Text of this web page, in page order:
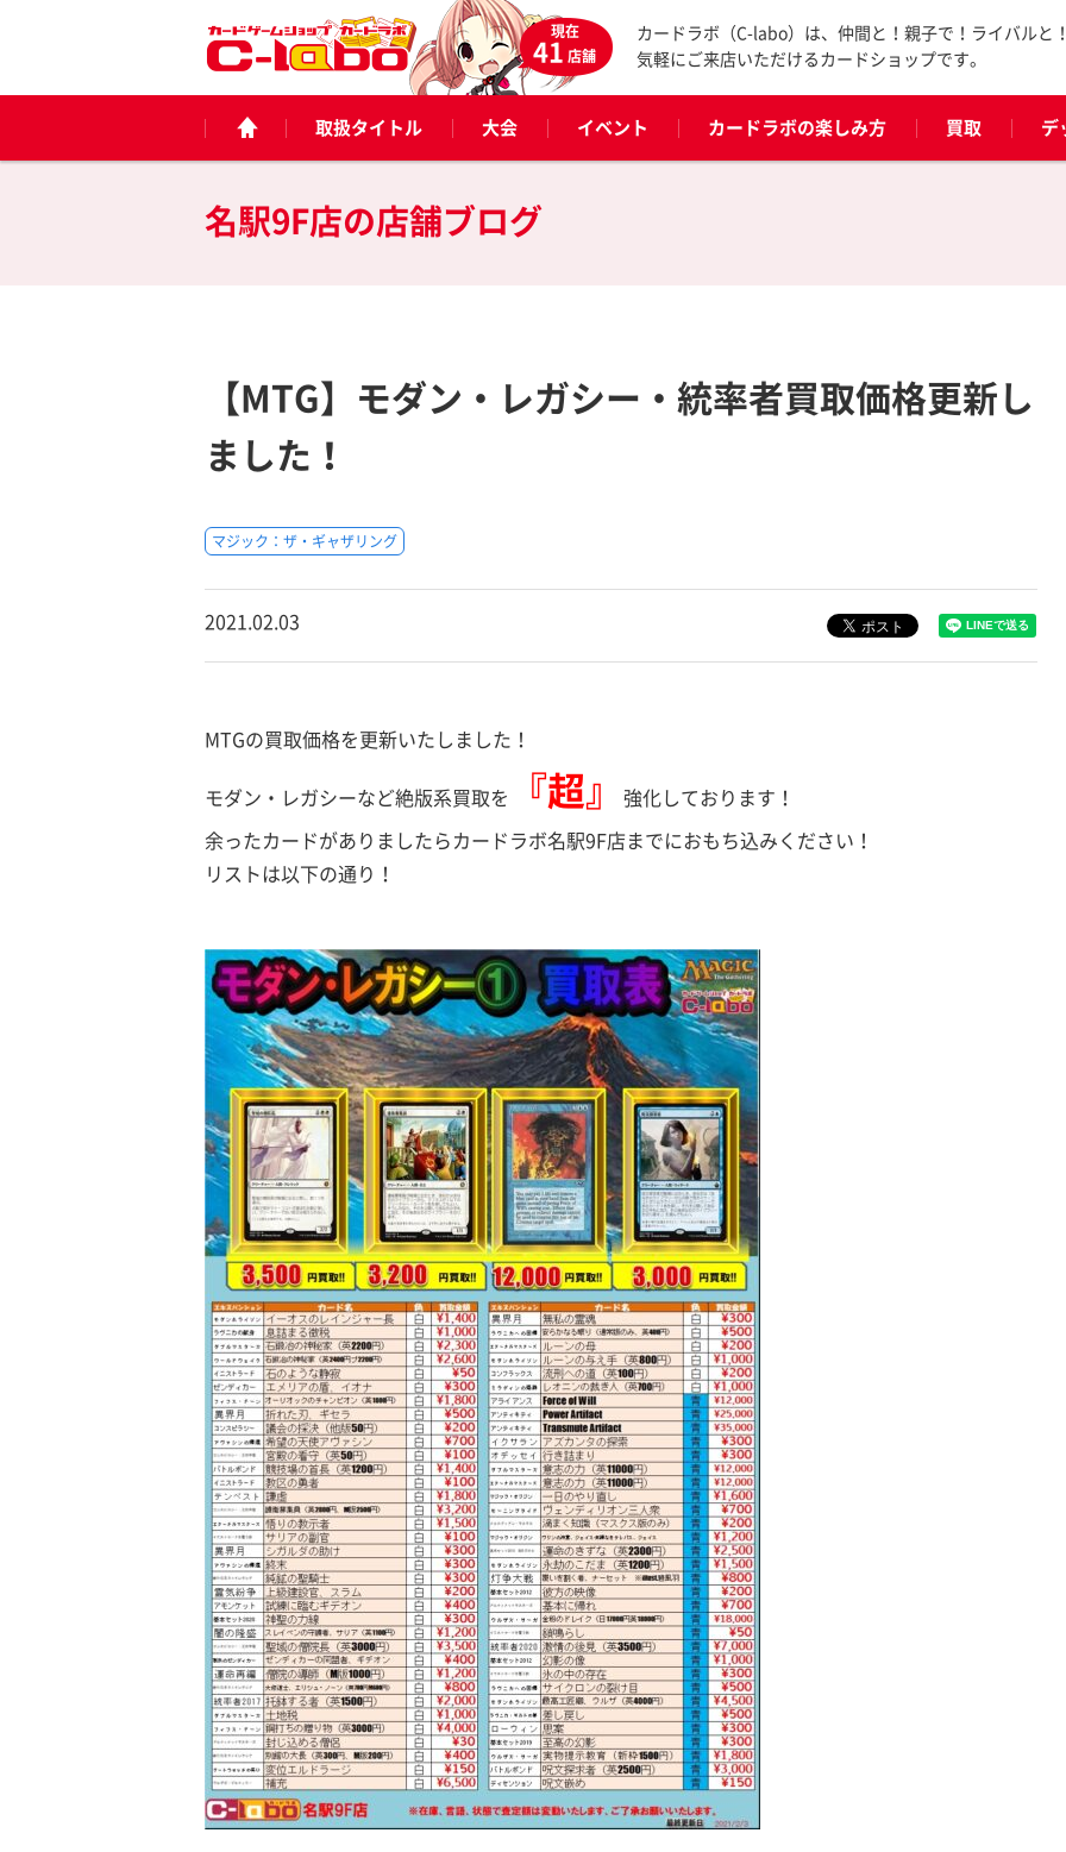
現在
41店舗
カードラボ（C-labo）は、仲間と！親子で！ライバルと
気軽にご来店いただけるカードショップです。
取扱タイトル 大会 イベント カードラボの楽しみ方 買取 デ
名駅9F店の店舗ブログ
【MTG】モダン・レガシー・統率者買取価格更新し
ました！
マジック：ザ・ギャザリング
2021.02.03
MTGの買取価格を更新いたしました！
モダン・レガシーなど絶版系買取を 『超』
強化しております！
余ったカードがありましたらカードラボ名駅9F店までにおもち込みください！
リストは以下の通り！